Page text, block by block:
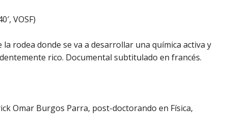
VOSF)
rodea donde se va a desarrollar una química activa y
rico. Documental subtitulado en francés.
Omar Burgos Parra, post-doctorando en Física,